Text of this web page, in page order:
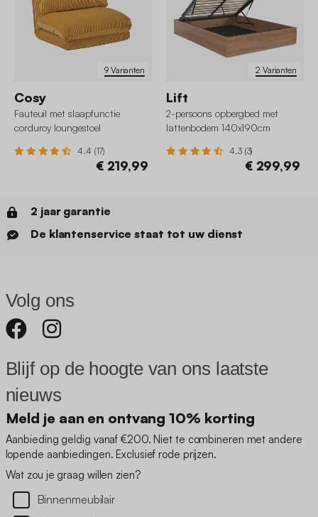
9 Varianten
Cosy
Fauteuil met slaapfunctie
corduroy loungestoel
4.4 (17)
€ 219,99
2 Varianten
Lift
2-persoons opbergbed met
lattenbodem 140x190cm
4.3 (3)
€ 299,99
2 jaar garantie
De klantenservice staat tot uw dienst
Volg ons
Blijf op de hoogte van ons laatste
nieuws
Meld je aan en ontvang 10% korting
Aanbieding geldig vanaf €200. Niet te combineren met andere
lopende aanbiedingen. Exclusief rode prijzen.
Wat zou je graag willen zien?
Binnenmeubilair